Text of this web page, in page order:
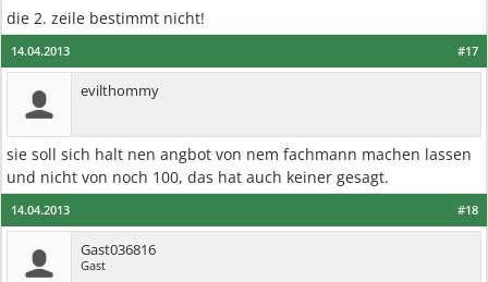
die 2. zeile bestimmt nicht!
#17
14.04.2013
evilthommy
sie soll sich halt nen angbot von nem fachmann machen lassen
und nicht von noch 100, das hat auch keiner gesagt.
#18
14.04.2013
Gast036816
Gast